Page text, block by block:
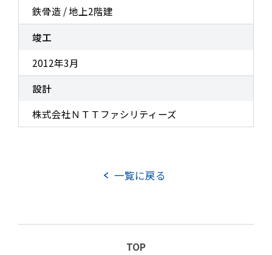
事業案内
企業情報
企業理念 会社概要
役員紹介
協力会社向けサイト(PW必須）
鉄骨造 / 地上2階建
竣工
2012年3月
設計
株式会社ＮＴＴファシリティーズ
一覧に戻る
TOP